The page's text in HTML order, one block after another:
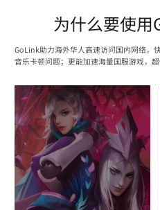
为什么要使用
GoLink助力海外华人高速访问国内网络，
音乐卡顿问题；更能加速海量国服游戏，